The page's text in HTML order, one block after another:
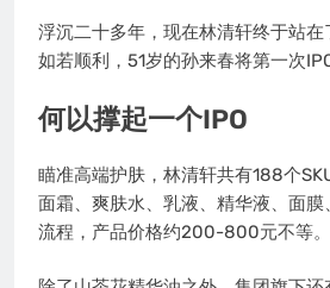
浮沉二十多年，现在林清轩终于站在
如若顺利，51岁的孙来春将第一次
何以撑起一个IPO
瞄准高端护肤，林清轩共有188个
面霜、爽肤水、乳液、精华液、面
流程，产品价格约200-800元不等。